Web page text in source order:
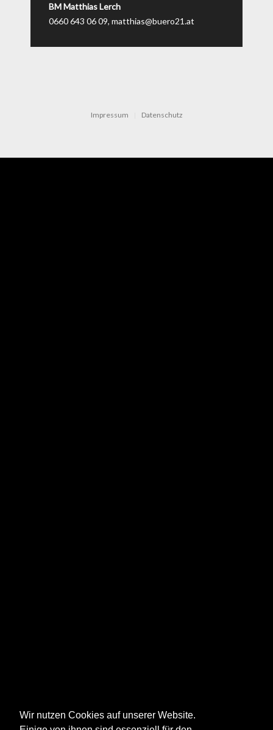
Wir nutzen Cookies auf unserer Website.
BM Matthias Lerch
0660 643 06 09, matthias@buero21.at
Impressum Datenschutz